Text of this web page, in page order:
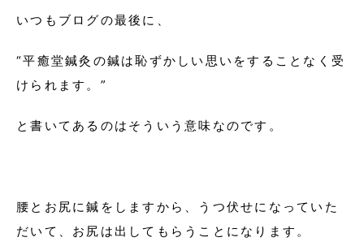
いつもブログの最後に、
“平癒堂鍼灸の鍼は恥ずかしい思いをすることなく受
けられます。”
と書いてあるのはそういう意味なのです。
腰とお尻に鍼をしますから、うつ伏せになっていた
だいて、お尻は出してもらうことになります。